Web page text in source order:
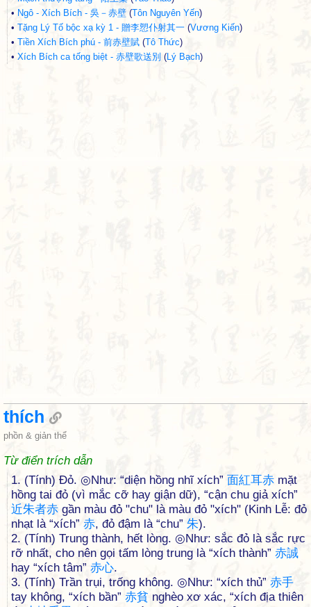
• Ngô - Xích Bích - 吳－赤壁 (Tôn Nguyên Yến)
• Tặng Lý Tố bộc xạ kỳ 1 - 贈李愬仆射其一 (Vương Kiến)
• Tiền Xích Bích phú - 前赤壁賦 (Tô Thức)
• Xích Bích ca tống biệt - 赤壁歌送別 (Lý Bạch)
thích
phồn & giản thể
Từ điển trích dẫn
1. (Tính) Đỏ. ◎Như: “diện hồng nhĩ xích” 面紅耳赤 mặt
hồng tai đỏ (vì mắc cỡ hay giận dữ), “cận chu giả xích”
近朱者赤 gần màu đỏ "chu" là màu đỏ "xích" (Kinh Lễ: đỏ
nhạt là “xích” 赤, đỏ đậm là “chu” 朱).
2. (Tính) Trung thành, hết lòng. ◎Như: sắc đỏ là sắc rực
rỡ nhất, cho nên gọi tấm lòng trung là “xích thành” 赤誠
hay “xích tâm” 赤心.
3. (Tính) Trần trụi, trống không. ◎Như: “xích thủ” 赤手
tay không, “xích bần” 赤貧 nghèo xơ xác, “xích địa thiên